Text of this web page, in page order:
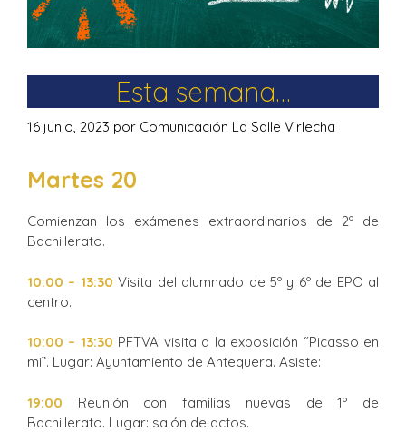
Esta semana…
16 junio, 2023 por Comunicación La Salle Virlecha
Martes 20
Comienzan los exámenes extraordinarios de 2º de
Bachillerato.
10:00 – 13:30Visita del alumnado de 5º y 6º de EPO al
centro.
10:00 – 13:30 PFTVA visita a la exposición “Picasso en
mi”. Lugar: Ayuntamiento de Antequera. Asiste:
19:00 Reunión con familias nuevas de 1º de
Bachillerato. Lugar: salón de actos.